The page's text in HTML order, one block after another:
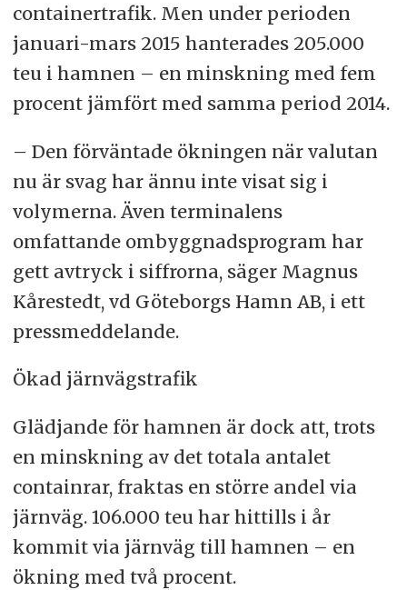
containertrafik. Men under perioden
januari-mars 2015 hanterades 205.000
teu i hamnen – en minskning med fem
procent jämfört med samma period 2014.
– Den förväntade ökningen när valutan
nu är svag har ännu inte visat sig i
volymerna. Även terminalens
omfattande ombyggnadsprogram har
gett avtryck i siffrorna, säger Magnus
Kårestedt, vd Göteborgs Hamn AB, i ett
pressmeddelande.
Ökad järnvägstrafik
Glädjande för hamnen är dock att, trots
en minskning av det totala antalet
containrar, fraktas en större andel via
järnväg. 106.000 teu har hittills i år
kommit via järnväg till hamnen – en
ökning med två procent.